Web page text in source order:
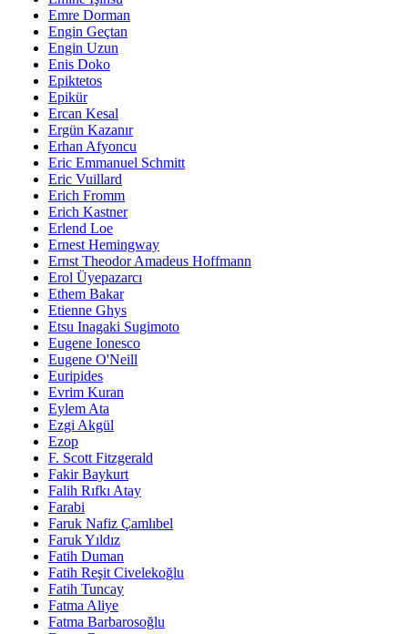
Emre Dorman
Engin Geçtan
Engin Uzun
Enis Doko
Epiktetos
Epikür
Ercan Kesal
Ergün Kazanır
Erhan Afyoncu
Eric Emmanuel Schmitt
Eric Vuillard
Erich Fromm
Erich Kastner
Erlend Loe
Ernest Hemingway
Ernst Theodor Amadeus Hoffmann
Erol Üyepazarcı
Ethem Bakar
Etienne Ghys
Etsu Inagaki Sugimoto
Eugene Ionesco
Eugene O'Neill
Euripides
Evrim Kuran
Eylem Ata
Ezgi Akgül
Ezop
F. Scott Fitzgerald
Fakir Baykurt
Falih Rıfkı Atay
Farabi
Faruk Nafiz Çamlıbel
Faruk Yıldız
Fatih Duman
Fatih Reşit Civelekoğlu
Fatih Tuncay
Fatma Aliye
Fatma Barbarosoğlu